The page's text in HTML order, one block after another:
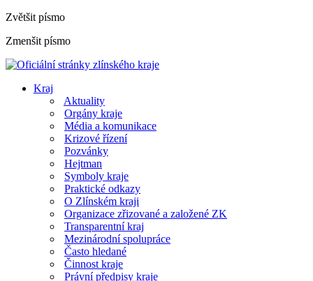
Zvětšit písmo
Zmenšit písmo
Kraj
Aktuality
Orgány kraje
Média a komunikace
Krizové řízení
Pozvánky
Hejtman
Symboly kraje
Praktické odkazy
O Zlínském kraji
Organizace zřizované a založené ZK
Transparentní kraj
Mezinárodní spolupráce
Často hledané
Činnost kraje
Právní předpisy kraje